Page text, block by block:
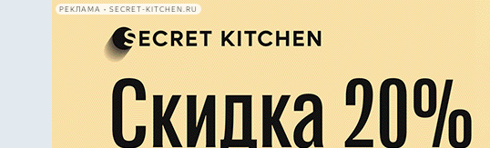
РЕКЛАМА • SECRET-KITCHEN.RU